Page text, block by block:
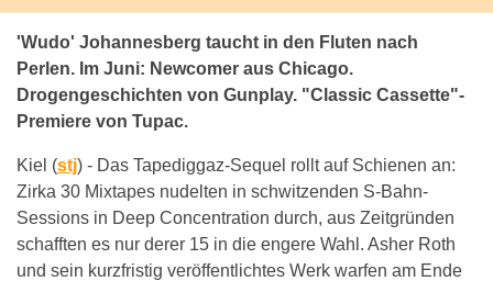
'Wudo' Johannesberg taucht in den Fluten nach
Perlen. Im Juni: Newcomer aus Chicago.
Drogengeschichten von Gunplay. "Classic Cassette"-
Premiere von Tupac.
Kiel (stj) - Das Tapediggaz-Sequel rollt auf Schienen an:
Zirka 30 Mixtapes nudelten in schwitzenden S-Bahn-
Sessions in Deep Concentration durch, aus Zeitgründen
schafften es nur derer 15 in die engere Wahl. Asher Roth
und sein kurzfristig veröffentlichtes Werk warfen am Ende